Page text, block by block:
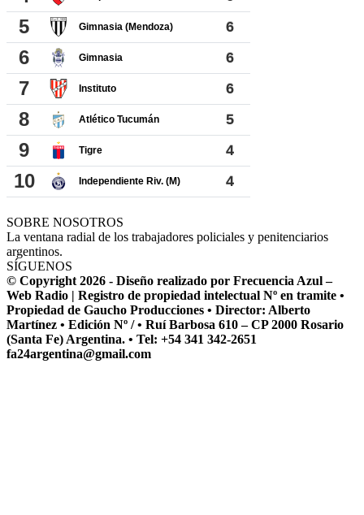
SOBRE NOSOTROS
La ventana radial de los trabajadores policiales y penitenciarios
argentinos.
SÍGUENOS
© Copyright 2026 - Diseño realizado por Frecuencia Azul –
Web Radio | Registro de propiedad intelectual Nº en tramite •
Propiedad de Gaucho Producciones • Director: Alberto
Martínez • Edición Nº / • Ruí Barbosa 610 – CP 2000 Rosario
(Santa Fe) Argentina. • Tel: +54 341 342-2651
fa24argentina@gmail.com